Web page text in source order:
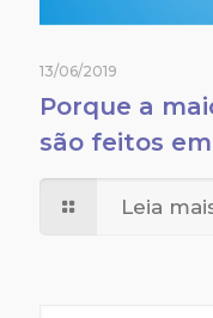
13/06/2019
Porque a
são feitos
Leia